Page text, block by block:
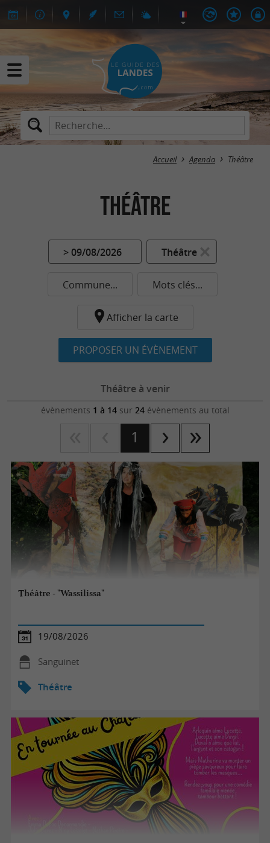
Accueil Agenda Théâtre
Théâtre
> 09/08/2026 Théâtre
Commune... Mots clés...
Afficher la carte
PROPOSER UN ÉVÈNEMENT
Théâtre à venir
évènements 1 à 14sur 24évènements au total
1
Théâtre - "Wassilissa"
19/08/2026
Sanguinet
Théâtre